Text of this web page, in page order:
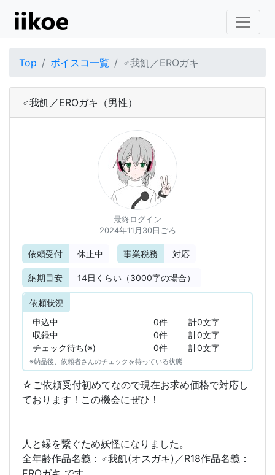
Top ボイスコ一覧 ♂我飢／EROガキ
♂我飢／EROガキ （男性）
最終ログイン
2024年11月30日ごろ
依頼受付 休止中 事業税務 対応
納期目安 14日くらい（3000字の場合）
依頼状況
申込中
0件
計0文字
収録中
0件
計0文字
チェック待ち(※)
0件 計0文字
※納品後、依頼者さんのチェックを待っている状態
☆ご依頼受付初めてなので現在お求め価格で対応し
ております！この機会にぜひ！
人と縁を繋ぐため妖怪になりました。
全年齢作品名義：♂我飢(オスガキ)／R18作品名義：